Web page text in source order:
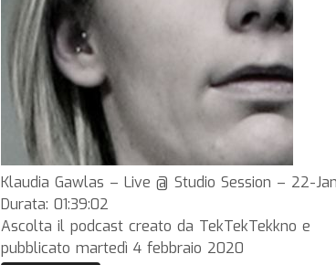
Klaudia Gawlas – Live @ Studio Session – 22-
Durata: 01:39:02
Ascolta il podcast creato da TekTekTekkno e
pubblicato martedì 4 febbraio 2020